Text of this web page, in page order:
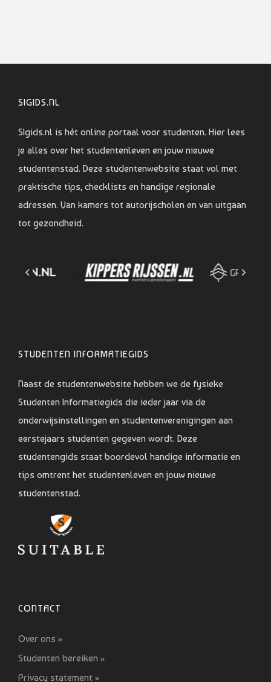
SIGIDS.NL
SIgids.nl is hét online portaal voor studenten. Hier lees
je alles over het studentenleven en jouw nieuwe
studentenstad. Deze studentenwebsite staat vol met
praktische tips, checklists en handige regionale
adressen. Van kamers tot autorijscholen en van uitgaan
tot gezondheid.
STUDENTEN INFORMATIEGIDS
Naast de studentenwebsite hebben we de fysieke
Studenten Informatiegids die ieder jaar via de
onderwijsinstellingen en studentenverenigingen aan
eerstejaars studenten gegeven wordt. Deze
studentengids staat boordevol handige informatie en
tips omtrent het studentenleven en jouw nieuwe
studentenstad.
CONTACT
Over ons »
Studenten bereiken »
Privacy statement »